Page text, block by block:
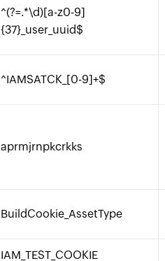
^(?=.*\d)[a-z0-9]
{37}_user_uuid$
^IAMSATCK_[0-9]+$
aprmjrnpkcrkks
BuildCookie_AssetType
IAM_TEST_COOKIE